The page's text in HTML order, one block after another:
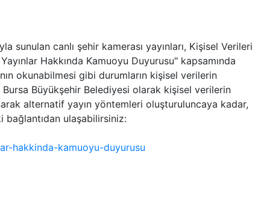
sunulan canlı şehir kamerası yayınları, Kişisel Verileri
Hakkında Kamuoyu Duyurusu" kapsamında
okunabilmesi gibi durumların kişisel verilerin
Büyükşehir Belediyesi olarak kişisel verilerin
alternatif yayın yöntemleri oluşturuluncaya kadar,
bağlantıdan ulaşabilirsiniz:
hakkinda-kamuoyu-duyurusu